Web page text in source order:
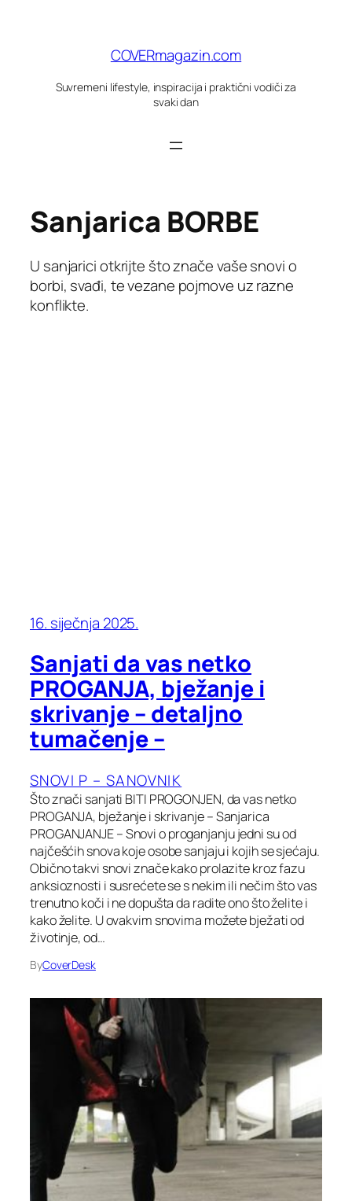
COVERmagazin.com
Suvremeni lifestyle, inspiracija i praktični vodiči za
svaki dan
Sanjarica BORBE
U sanjarici otkrijte što znače vaše snovi o
borbi, svađi, te vezane pojmove uz razne
konflikte.
16. siječnja 2025.
Sanjati da vas netko
PROGANJA, bježanje i
skrivanje – detaljno
tumačenje –
SNOVI P – SANOVNIK
Što znači sanjati BITI PROGONJEN, da vas netko
PROGANJA, bježanje i skrivanje – Sanjarica
PROGANJANJE – Snovi o proganjanju jedni su od
najčešćih snova koje osobe sanjaju i kojih se sjećaju.
Obično takvi snovi znače kako prolazite kroz fazu
anksioznosti i susrećete se s nekim ili nečim što vas
trenutno koči i ne dopušta da radite ono što želite i
kako želite. U ovakvim snovima možete bježati od
životinje, od…
ByCoverDesk